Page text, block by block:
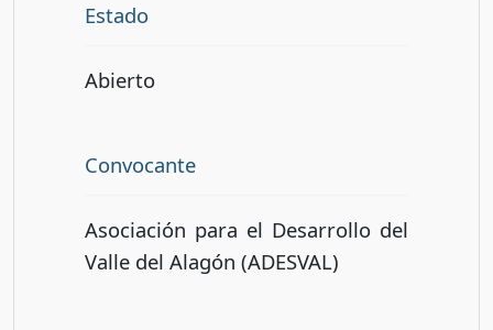
Estado
Abierto
Convocante
Asociación para el Desarrollo del
Valle del Alagón (ADESVAL)